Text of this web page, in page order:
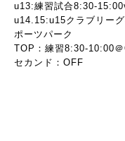
u13:練習試合8:30-
u14.15:u15クラブリー
ポーツパーク
TOP：練習8:30-10:00
セカンド：OFF